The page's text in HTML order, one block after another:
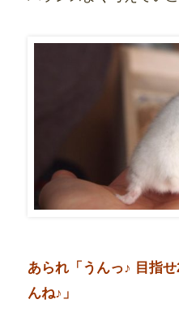
あられ「うんっ♪ 目指
んね♪」